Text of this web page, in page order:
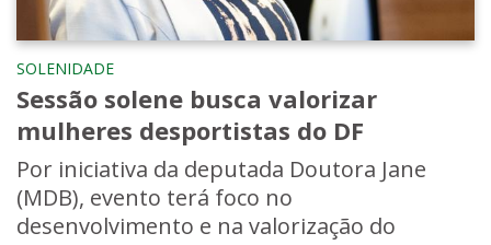
SOLENIDADE
Sessão solene busca valorizar
mulheres desportistas do DF
Por iniciativa da deputada Doutora Jane
(MDB), evento terá foco no
desenvolvimento e na valorização do